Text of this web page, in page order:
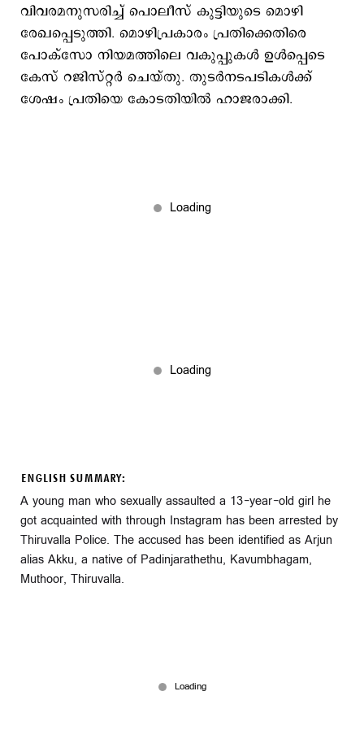
വിവരമനുസരിച്ച് പൊലീസ് കുട്ടിയുടെ മൊഴി
രേഖപ്പെടുത്തി. മൊഴിപ്രകാരം പ്രതിക്കെതിരെ
പോക്സോ നിയമത്തിലെ വകുപ്പുകൾ ഉൾപ്പെടെ
കേസ് റജിസ്റ്റർ ചെയ്തു. തുടർനടപടികൾക്ക്
ശേഷം പ്രതിയെ കോടതിയിൽ ഹാജരാക്കി.
ENGLISH SUMMARY:
A young man who sexually assaulted a 13-year-old girl he
got acquainted with through Instagram has been arrested by
Thiruvalla Police. The accused has been identified as Arjun
alias Akku, a native of Padinjarathethu, Kavumbhagam,
Muthoor, Thiruvalla.